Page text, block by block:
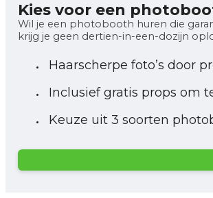
Kies voor een
Wil je een photobooth huren die
krijg je geen dertien-in-een-dozijn
Haarscherpe foto’s door
Inclusief gratis props om
Keuze uit 3 soorten